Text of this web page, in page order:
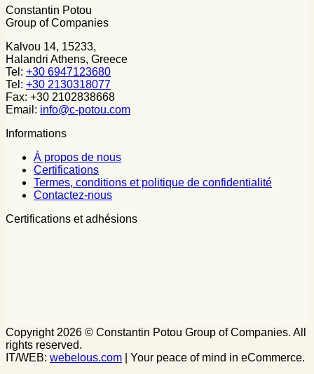
Constantin Potou
Group of Companies
Kalvou 14, 15233,
Halandri Athens, Greece
Tel: +30 6947123680
Tel: +30 2130318077
Fax: +30 2102838668
Email: info@c-potou.com
Informations
À propos de nous
Certifications
Termes, conditions et politique de confidentialité
Contactez-nous
Certifications et adhésions
Copyright 2026 © Constantin Potou Group of Companies. All
rights reserved.
IT/WEB: webelous.com | Your peace of mind in eCommerce.